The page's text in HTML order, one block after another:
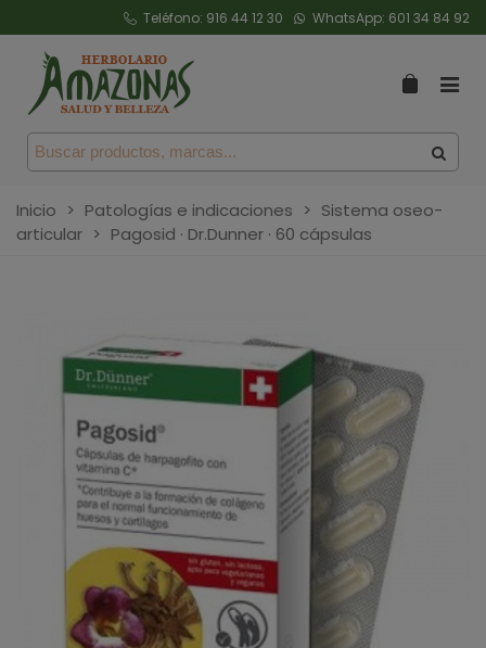
Teléfono: 916 44 12 30 WhatsApp: 601 34 84 92
Inicio > Patologías e indicaciones > Sistema oseo-
articular > Pagosid · Dr.Dunner · 60 cápsulas